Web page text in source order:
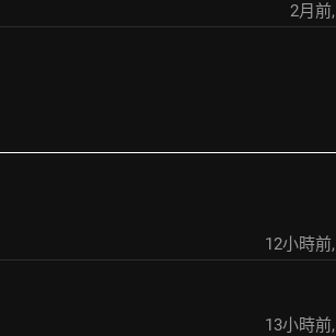
2月前,
12小時前,
13小時前,